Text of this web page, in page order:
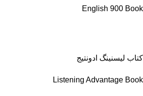
English 900 Book
کتاب لیسنینگ ادونتیج
Listening Advantage Book